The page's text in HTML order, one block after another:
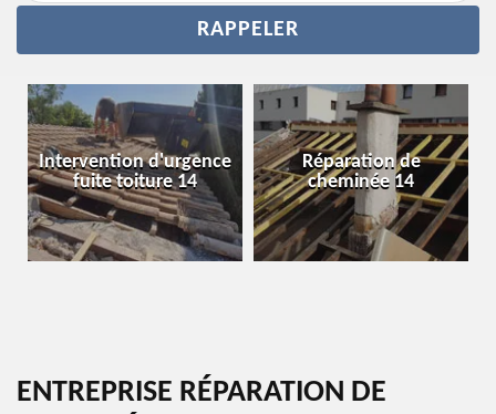
Intervention d'urgence
fuite toiture 14
Réparation de
cheminée 14
ENTREPRISE RÉPARATION DE